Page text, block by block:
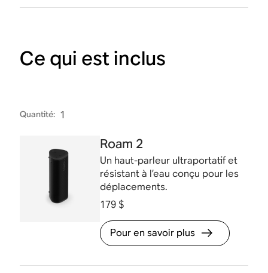
Ce qui est inclus
Quantité: 1
Roam 2
Un haut-parleur ultraportatif et
résistant à l’eau conçu pour les
déplacements.
179 $
Pour en savoir plus